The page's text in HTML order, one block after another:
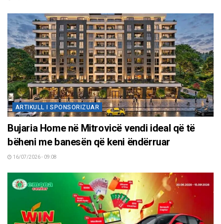
ARTIKULL I SPONSORIZUAR
Bujaria Home në Mitrovicë vendi ideal që të
bëheni me banesën që keni ëndërruar
16/07/2026 - 09:08